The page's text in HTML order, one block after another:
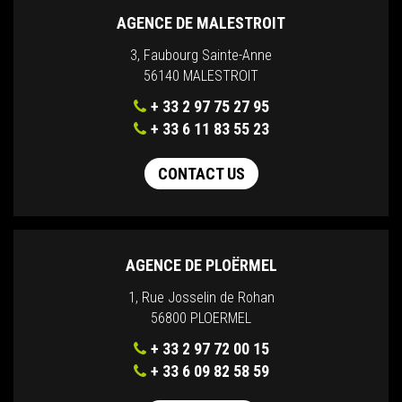
AGENCE DE MALESTROIT
3, Faubourg Sainte-Anne
56140 MALESTROIT
+ 33 2 97 75 27 95
+ 33 6 11 83 55 23
CONTACT US
AGENCE DE PLOËRMEL
1, Rue Josselin de Rohan
56800 PLOERMEL
+ 33 2 97 72 00 15
+ 33 6 09 82 58 59